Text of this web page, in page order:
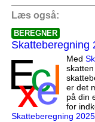
Læs også:
BEREGNER
Skatteberegning
Med
er det
på din
for
Skatteberegning 2025